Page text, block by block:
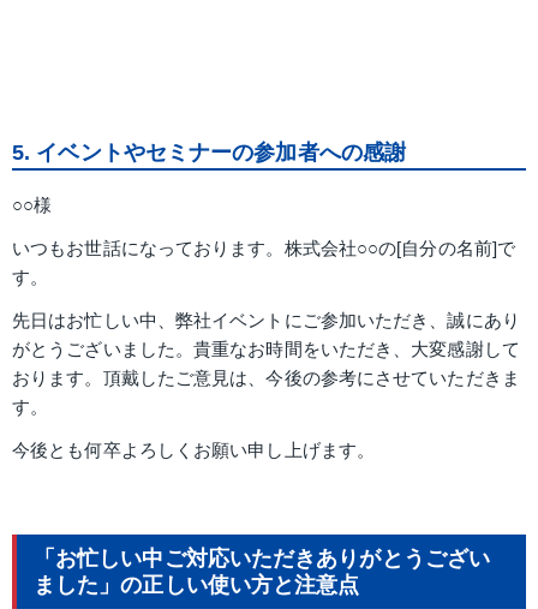
5. イベントやセミナーの参加者への感謝
○○様
いつもお世話になっております。株式会社○○の[自分の名前]で
す。
先日はお忙しい中、弊社イベントにご参加いただき、誠にあり
がとうございました。貴重なお時間をいただき、大変感謝して
おります。頂戴したご意見は、今後の参考にさせていただきま
す。
今後とも何卒よろしくお願い申し上げます。
「お忙しい中ご対応いただきありがとうござい
ました」の正しい使い方と注意点